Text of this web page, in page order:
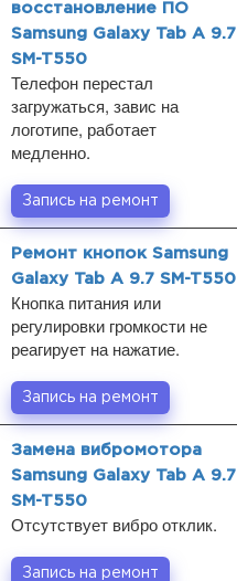
восстановление ПО
Samsung Galaxy Tab A 9.7
SM-T550
Телефон перестал
загружаться, завис на
логотипе, работает
медленно.
Запись на ремонт
Ремонт кнопок Samsung
Galaxy Tab A 9.7 SM-T550
Кнопка питания или
регулировки громкости не
реагирует на нажатие.
Запись на ремонт
Замена вибромотора
Samsung Galaxy Tab A 9.7
SM-T550
Отсутствует вибро отклик.
Запись на ремонт